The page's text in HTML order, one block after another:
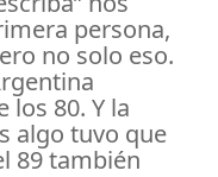
persona,
no solo eso.
los 80. Y la
algo tuvo que
89 también